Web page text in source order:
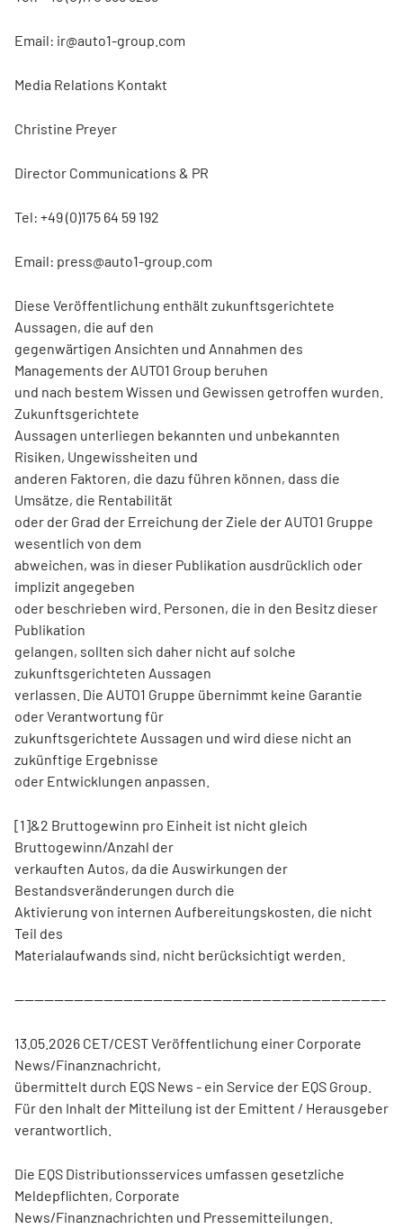
Email: ir@auto1-group.com
Media Relations Kontakt
Christine Preyer
Director Communications & PR
Tel: +49 (0)175 64 59 192
Email: press@auto1-group.com
Diese Veröffentlichung enthält zukunftsgerichtete
Aussagen, die auf den
gegenwärtigen Ansichten und Annahmen des
Managements der AUTO1 Group beruhen
und nach bestem Wissen und Gewissen getroffen wurden.
Zukunftsgerichtete
Aussagen unterliegen bekannten und unbekannten
Risiken, Ungewissheiten und
anderen Faktoren, die dazu führen können, dass die
Umsätze, die Rentabilität
oder der Grad der Erreichung der Ziele der AUTO1 Gruppe
wesentlich von dem
abweichen, was in dieser Publikation ausdrücklich oder
implizit angegeben
oder beschrieben wird. Personen, die in den Besitz dieser
Publikation
gelangen, sollten sich daher nicht auf solche
zukunftsgerichteten Aussagen
verlassen. Die AUTO1 Gruppe übernimmt keine Garantie
oder Verantwortung für
zukunftsgerichtete Aussagen und wird diese nicht an
zukünftige Ergebnisse
oder Entwicklungen anpassen.
[1]&2 Bruttogewinn pro Einheit ist nicht gleich
Bruttogewinn/Anzahl der
verkauften Autos, da die Auswirkungen der
Bestandsveränderungen durch die
Aktivierung von internen Aufbereitungskosten, die nicht
Teil des
Materialaufwands sind, nicht berücksichtigt werden.
---------------------------------------------------------------------------
13.05.2026 CET/CEST Veröffentlichung einer Corporate
News/Finanznachricht,
übermittelt durch EQS News - ein Service der EQS Group.
Für den Inhalt der Mitteilung ist der Emittent / Herausgeber
verantwortlich.
Die EQS Distributionsservices umfassen gesetzliche
Meldepflichten, Corporate
News/Finanznachrichten und Pressemitteilungen.